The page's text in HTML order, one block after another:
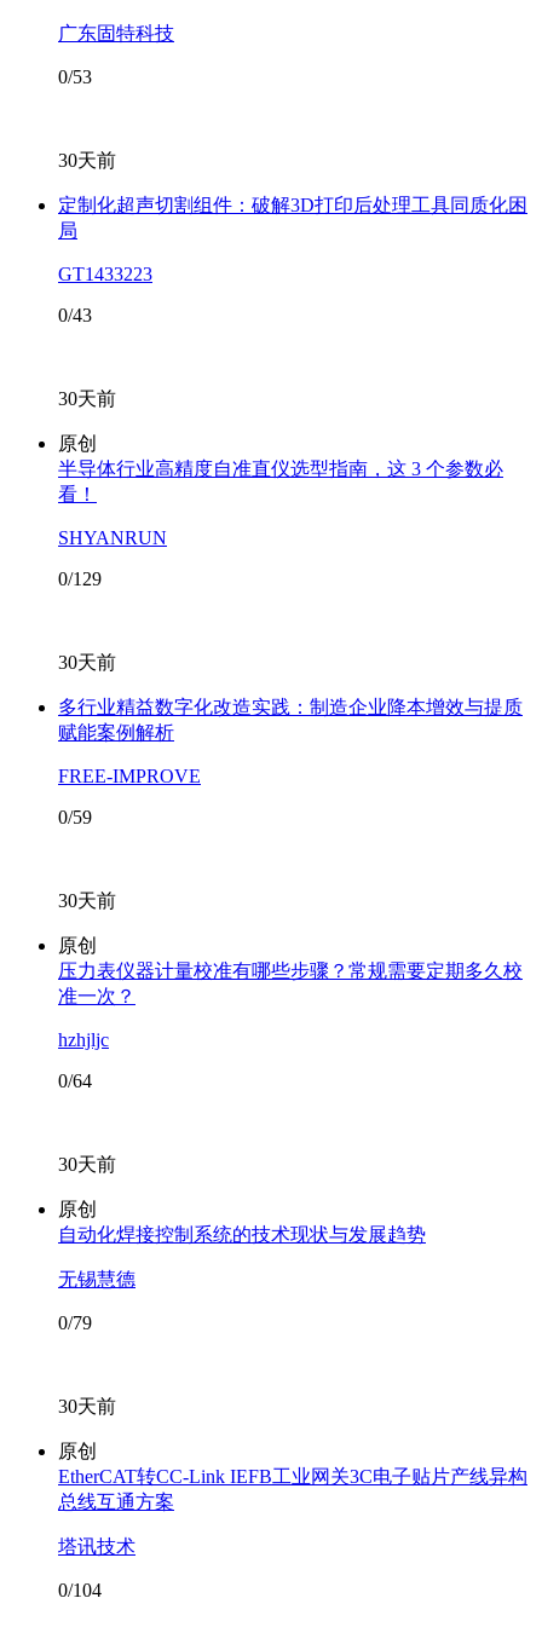
广东固特科技
0/53
30天前
定制化超声切割组件：破解3D打印后处理工具同质化困
局
GT1433223
0/43
30天前
原创
半导体行业高精度自准直仪选型指南，这 3 个参数必
看！
SHYANRUN
0/129
30天前
多行业精益数字化改造实践：制造企业降本增效与提质
赋能案例解析
FREE-IMPROVE
0/59
30天前
原创
压力表仪器计量校准有哪些步骤？常规需要定期多久校
准一次？
hzhjljc
0/64
30天前
原创
自动化焊接控制系统的技术现状与发展趋势
无锡慧德
0/79
30天前
原创
EtherCAT转CC-Link IEFB工业网关3C电子贴片产线异构
总线互通方案
塔讯技术
0/104